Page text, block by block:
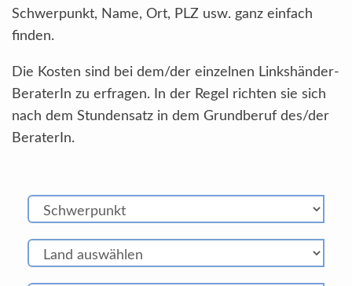
Schwerpunkt, Name, Ort, PLZ usw. ganz einfach
finden.
Die Kosten sind bei dem/der einzelnen Linkshänder-
BeraterIn zu erfragen. In der Regel richten sie sich
nach dem Stundensatz in dem Grundberuf des/der
BeraterIn.